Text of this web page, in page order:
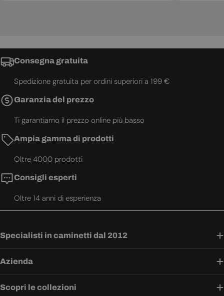
Consegna gratuita
Spedizione gratuita per ordini superiori a 199 €
Garanzia del prezzo
Ti garantiamo il prezzo online più basso
Ampia gamma di prodotti
Oltre 4000 prodotti
Consigli esperti
Oltre 14 anni di esperienza
Specialisti in caminetti dal 2012
Azienda
Scopri le collezioni